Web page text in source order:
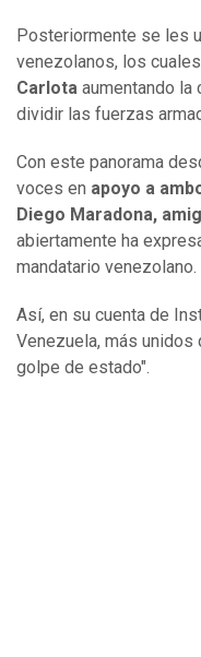
Posteriormente se les
venezolanos, los
Carlota aumentando la
dividir las fuerzas
Con este panorama
voces en apoyo a
Diego Maradona,
abiertamente ha
mandatario venezolano.
Así, en su cuenta de
Venezuela, más unidos
golpe de estado".